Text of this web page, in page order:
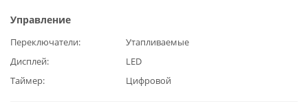
Управление
Переключатели
Утапливаемые
Дисплей
LED
Таймер
Цифровой